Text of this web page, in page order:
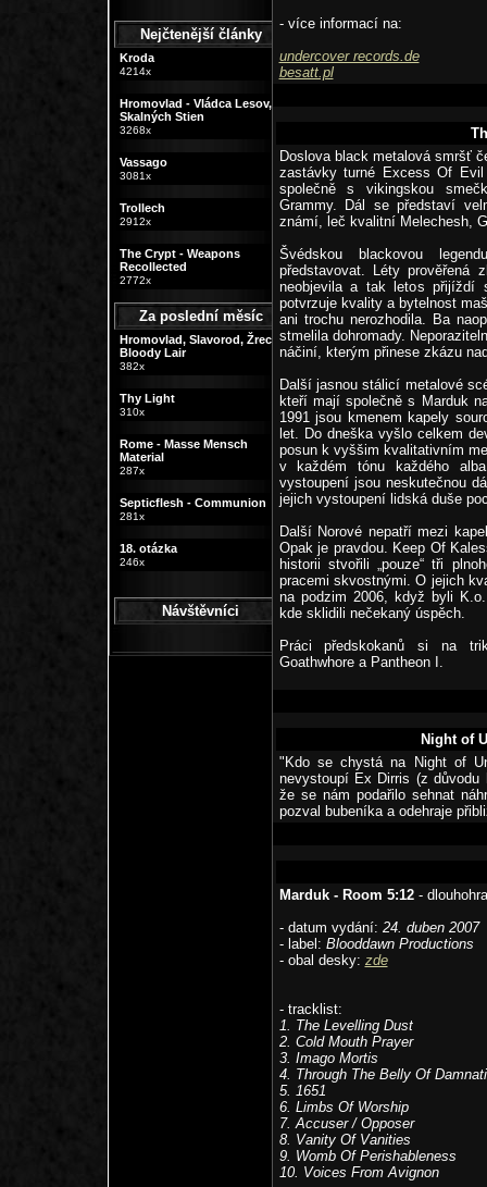
Nejčtenější články
Kroda
4214x
Hromovlad - Vládca Lesov,
Skalných Stien
3268x
Vassago
3081x
Trollech
2912x
The Crypt - Weapons
Recollected
2772x
Za poslední měsíc
Hromovlad, Slavorod, Žrec,
Bloody Lair
382x
Thy Light
310x
Rome - Masse Mensch
Material
287x
Septicflesh - Communion
281x
18. otázka
246x
Návštěvníci
- více informací na:
undercover records.de
besatt.pl
Doslova black metalová smršť
zastávky turné Excess Of
společně s vikingskou
Grammy. Dál se představí
známí, leč kvalitní Melechesh,
Švédskou blackovou
představovat. Léty
neobjevila a tak letos přijíždí
potvrzuje kvality a bytelnost
ani trochu nerozhodila. Ba
stmelila dohromady.
náčiní, kterým přinese zkázu
Další jasnou stálicí metalové
kteří mají společně s Marduk
1991 jsou kmenem kapely
let. Do dneška vyšlo celkem
posun k vyššim kvalitativním
v každém tónu každého
vystoupení jsou neskutečnou
jejich vystoupení lidská duše
Další Norové nepatří mezi
Opak je pravdou. Keep Of
historii stvořili „pouze“ tři
pracemi skvostnými. O jejich
na podzim 2006, když byli
kde sklidili nečekaný úspěch.
Práci předskokanů si na
Goathwhore a Pantheon I.
Night of
"Kdo se chystá na Night of
nevystoupí Ex Dirris (z důvodu
že se nám podařilo sehnat
pozval bubeníka a odehraje
Marduk - Room 5:12-
- datum vydání: 24. duben 2007
- label: Blooddawn Productions
- obal desky: zde
- tracklist:
1. The Levelling Dust
2. Cold Mouth Prayer
3. Imago Mortis
4. Through The Belly Of
5. 1651
6. Limbs Of Worship
7. Accuser / Opposer
8. Vanity Of Vanities
9. Womb Of Perishableness
10. Voices From Avignon